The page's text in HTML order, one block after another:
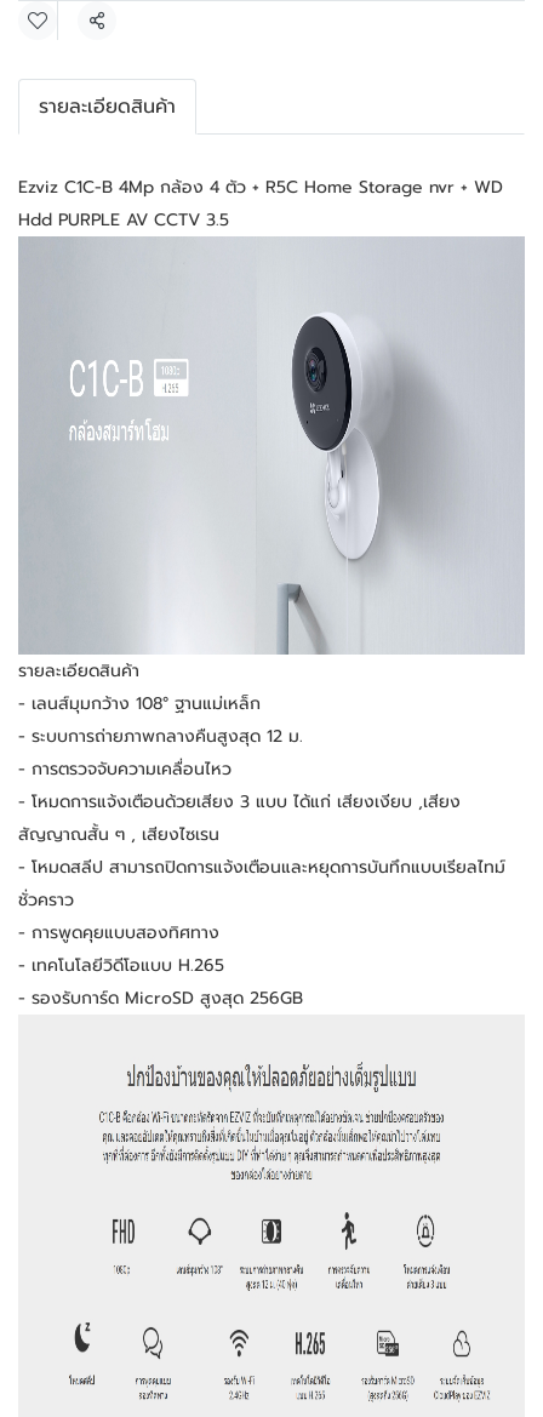
แชร์
รายละเอียดสินค้า
Ezviz C1C-B 4Mp กล้อง 4 ตัว + R5C Home Storage nvr + WD
Hdd PURPLE AV CCTV 3.5
รายละเอียดสินค้า
- เลนส์มุมกว้าง 108° ฐานแม่เหล็ก
- ระบบการถ่ายภาพกลางคืนสูงสุด 12 ม.
- การตรวจจับความเคลื่อนไหว
- โหมดการแจ้งเตือนด้วยเสียง 3 แบบ ได้แก่ เสียงเงียบ ,เสียง
สัญญาณสั้น ๆ , เสียงไซเรน
- โหมดสลีป สามารถปิดการแจ้งเตือนและหยุดการบันทึกแบบเรียลไทม์
ชั่วคราว
- การพูดคุยแบบสองทิศทาง
- เทคโนโลยีวิดีโอแบบ H.265
- รองรับการ์ด MicroSD สูงสุด 256GB